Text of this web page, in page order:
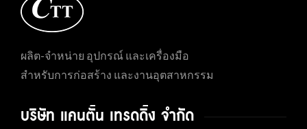
ผลิต-จำหน่าย อุปกรณ์ และเครื่องมือ
สำหรับการก่อสร้าง และงานอุตสาหกรรม
บริษัท แคนตั้น เทรดดิ้ง จำกัด